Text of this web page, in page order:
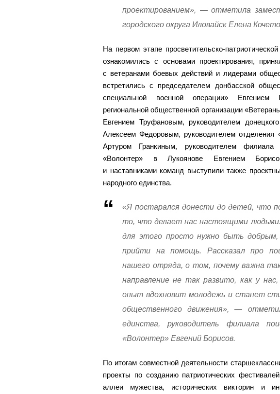
проектированием», — отметила
городского округа Иловайск Елена
На первом этапе просветительско-
ознакомились с основами проектирования,
с ветеранами боевых действий и лидерами
встретились с председателем донбасской
специальной военной операции» Евгением
региональной общественной организации
Евгением Труфановым, руководителем
Алексеем Федоровым, руководителем
Артуром Гранкиным, руководителем филиала
«Волонтер» в Лукоянове Евгением
и наставниками команд выступили также
народного единства.
«Я постарался донести до детей, что
то, что делает нас настоящими
для этого просто нужно быть
прийти на помощь. Рассказал про
нашего отряда, о том, почему важна
направление не так развито, как у
опыт вдохновит молодежь и станет
общественного движения», —
единства, руководитель филиала
«Волонтер» Евгений Борисов.
По итогам совместной деятельности
проекты по созданию патриотических
аллеи мужества, исторических викторин и